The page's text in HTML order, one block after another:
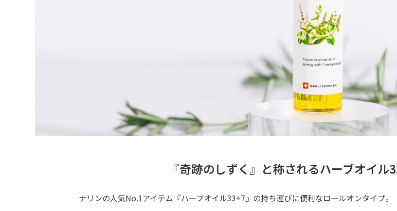
『奇跡のしずく』と称されるハーブオイ
ナリンの人気No.1アイテム『ハーブオイル33+7』の持ち運びに便利なロールオンタイプ。